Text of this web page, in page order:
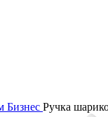
Бизнес Ручка